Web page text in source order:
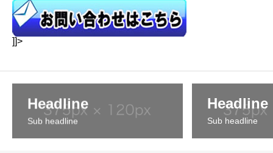
]]>
Headline
Sub headline
Headline
Sub headline